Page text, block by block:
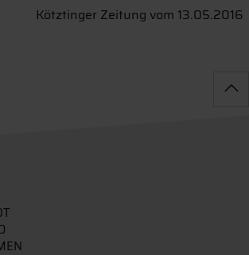
Kötztinger Zeitung vom 13.05.2016